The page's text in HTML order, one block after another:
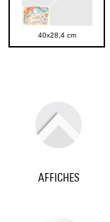
40x28,4 cm
AFFICHES